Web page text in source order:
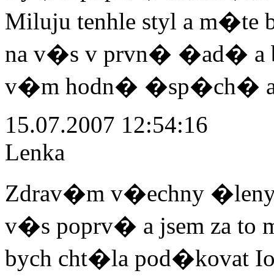
Miluju tenhle styl a m�te
na v�s v prvn� �ad� a
v�m hodn� �sp�ch�
15.07.2007 12:54:16
Lenka
Zdrav�m v�echny �leny
v�s poprv� a jsem za to
bych cht�la pod�kovat